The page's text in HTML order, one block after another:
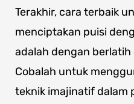
Terakhir, cara terbaik
menciptakan puisi
adalah dengan
Cobalah untuk
teknik imajinatif dalam